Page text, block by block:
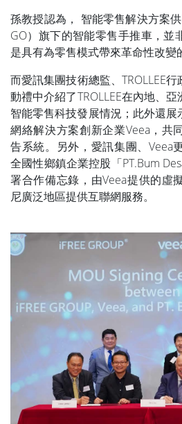
孫教授認為， 智能零售解決方案
GO）旗下的智能零售手推車，並
是具有為零售模式帶來革命性改變
而愛訊集團技術總監、TROLLEE
動禮中介紹了TROLLEE在內地、
智能零售科技發展情況；此外還
網絡解決方案創新企業Veea，共
告系統。另外，愛訊集團、Veea
全國性鄉鎮企業控股「PT.Bum
署合作備忘錄，由Veea提供的虛
尼廣泛地區提供互聯網服務。